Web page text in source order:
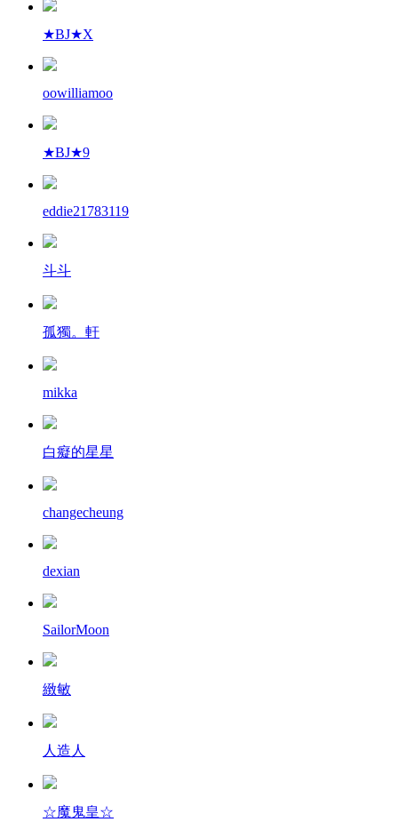
★BJ★X
oowilliamoo
★BJ★9
eddie21783119
斗斗
孤獨。軒
mikka
白癡的星星
changecheung
dexian
SailorMoon
緻敏
人造人
☆魔鬼皇☆